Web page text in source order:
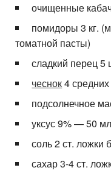
очищенные
помидоры 3 кг.
томатной пасты)
сладкий перец 5
чеснок4 средних
подсолнечное
уксус 9% — 50
соль 2 ст. ложки
сахар 3-4 ст.